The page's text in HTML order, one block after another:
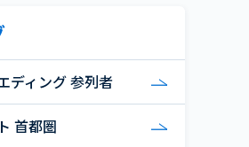
ディング 参列者
首都圏